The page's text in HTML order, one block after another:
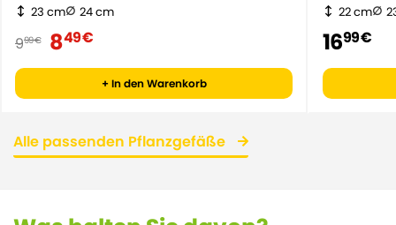
23 cm 24 cm
999 € 849 €
+ In den Warenkorb
22 cm
1699 €
Alle passenden Pflanzgefäße